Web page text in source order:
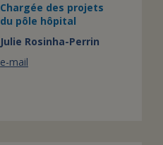
Chargée des projets
du pôle hôpital
Julie Rosinha-Perrin
e-mail